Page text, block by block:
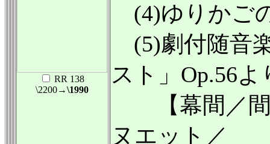
RR 138
\2200→\1990
(4)ゆりかご
(5)劇付随音
スト」Op.56よ
【幕間／間
ヌエット／